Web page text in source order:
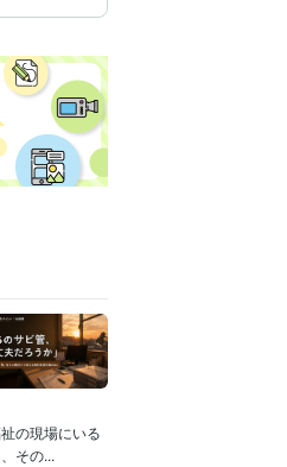
の現場にいる
その...